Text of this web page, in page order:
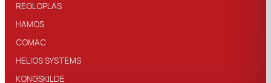
REGLOPLAS
HAMOS
COMAC
HELIOS SYSTEMS
KONGSKILDE